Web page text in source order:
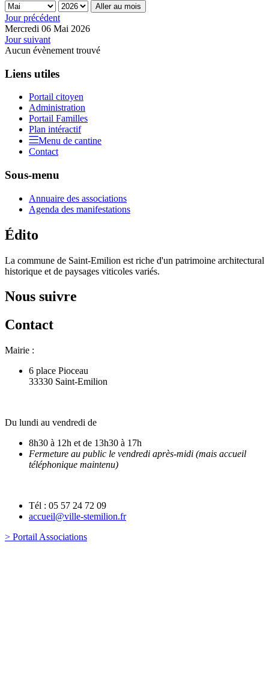
Aller au mois
Jour précédent
Mercredi 06 Mai 2026
Jour suivant
Aucun évènement trouvé
Liens utiles
Portail citoyen
Administration
Portail Familles
Plan intéractif
Menu de cantine
Contact
Sous-menu
Annuaire des associations
Agenda des manifestations
Édito
La commune de Saint-Emilion est riche d'un patrimoine architectural
historique et de paysages viticoles variés.
Nous suivre
Contact
Mairie :
6 place Pioceau
33330 Saint-Emilion
Du lundi au vendredi de
8h30 à 12h et de 13h30 à 17h
Fermeture au public le vendredi après-midi (mais accueil
téléphonique maintenu)
Tél : 05 57 24 72 09
accueil@ville-stemilion.fr
> Portail Associations